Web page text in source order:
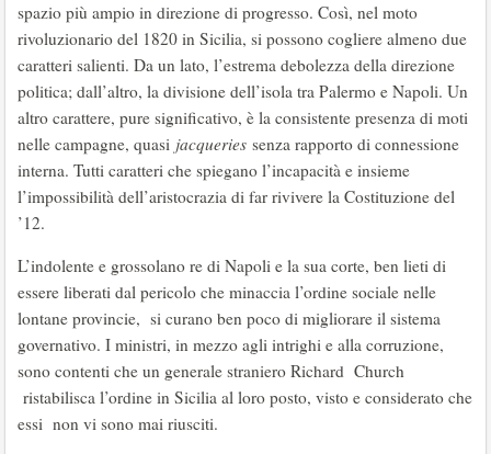
spazio più ampio in direzione di progresso. Così, nel moto
rivoluzionario del 1820 in Sicilia, si possono cogliere almeno due
caratteri salienti. Da un lato, l’estrema debolezza della direzione
politica; dall’altro, la divisione dell’isola tra Palermo e Napoli. Un
altro carattere, pure significativo, è la consistente presenza di moti
nelle campagne, quasi jacqueries senza rapporto di connessione
interna. Tutti caratteri che spiegano l’incapacità e insieme
l’impossibilità dell’aristocrazia di far rivivere la Costituzione del
’12.
L’indolente e grossolano re di Napoli e la sua corte, ben lieti di
essere liberati dal pericolo che minaccia l’ordine sociale nelle
lontane provincie, si curano ben poco di migliorare il sistema
governativo. I ministri, in mezzo agli intrighi e alla corruzione,
sono contenti che un generale straniero Richard Church
ristabilisca l’ordine in Sicilia al loro posto, visto e considerato che
essi non vi sono mai riusciti.